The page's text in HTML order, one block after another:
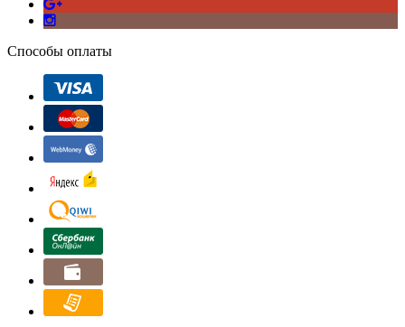
Способы оплаты